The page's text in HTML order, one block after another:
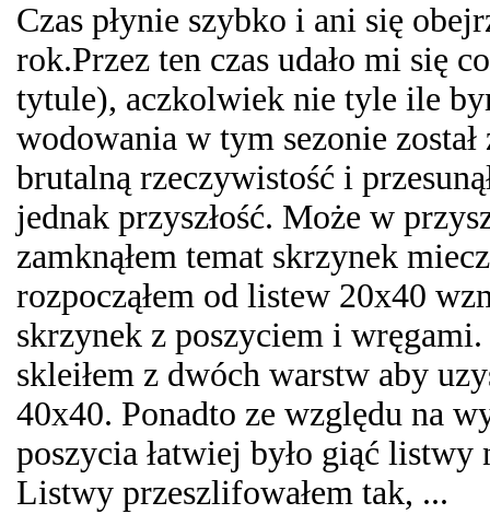
Czas płynie szybko i ani się
rok.Przez ten czas udało mi się
tytule), aczkolwiek nie tyle ile
wodowania w tym sezonie
brutalną rzeczywistość i
jednak przyszłość. Może w
zamknąłem temat skrzynek
rozpocząłem od listew 20x40
skrzynek z poszyciem i
skleiłem z dwóch warstw aby
40x40. Ponadto ze względu na
poszycia łatwiej było giąć
Listwy przeszlifowałem tak, ...